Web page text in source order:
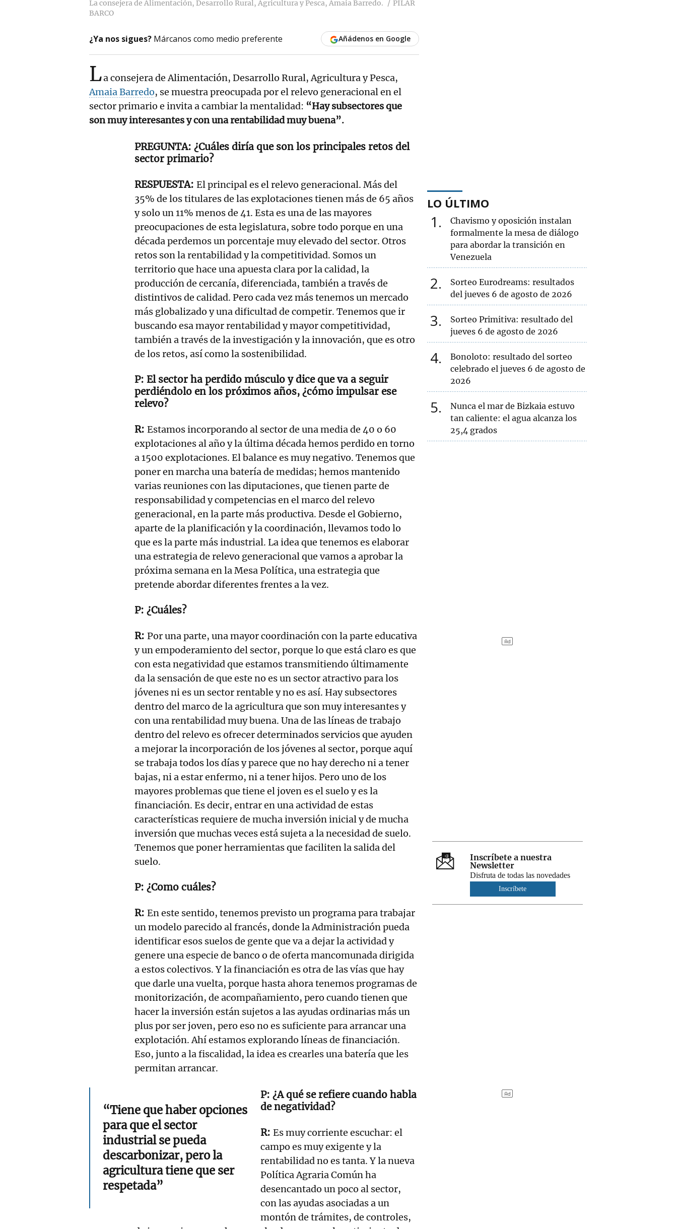
La consejera de Alimentación, Desarrollo Rural, Agricultura y Pesca, Amaia Barredo.
PILAR
BARCO
¿Ya nos sigues? Márcanos como medio preferente Añádenos en Google
La consejera de Alimentación, Desarrollo Rural, Agricultura y Pesca,
Amaia Barredo, se muestra preocupada por el relevo generacional en el
sector primario e invita a cambiar la mentalidad: “Hay subsectores que
son muy interesantes y con una rentabilidad muy buena”.
¿Cuáles diría que son los principales retos del
sector primario?
El principal es el relevo generacional. Más del
35% de los titulares de las explotaciones tienen más de 65 años
y solo un 11% menos de 41. Esta es una de las mayores
preocupaciones de esta legislatura, sobre todo porque en una
década perdemos un porcentaje muy elevado del sector. Otros
retos son la rentabilidad y la competitividad. Somos un
territorio que hace una apuesta clara por la calidad, la
producción de cercanía, diferenciada, también a través de
distintivos de calidad. Pero cada vez más tenemos un mercado
más globalizado y una dificultad de competir. Tenemos que ir
buscando esa mayor rentabilidad y mayor competitividad,
también a través de la investigación y la innovación, que es otro
de los retos, así como la sostenibilidad.
El sector ha perdido músculo y dice que va a seguir
perdiéndolo en los próximos años, ¿cómo impulsar ese
relevo?
Estamos incorporando al sector de una media de 40 o 60
explotaciones al año y la última década hemos perdido en torno
a 1500 explotaciones. El balance es muy negativo. Tenemos que
poner en marcha una batería de medidas; hemos mantenido
varias reuniones con las diputaciones, que tienen parte de
responsabilidad y competencias en el marco del relevo
generacional, en la parte más productiva. Desde el Gobierno,
aparte de la planificación y la coordinación, llevamos todo lo
que es la parte más industrial. La idea que tenemos es elaborar
una estrategia de relevo generacional que vamos a aprobar la
próxima semana en la Mesa Política, una estrategia que
pretende abordar diferentes frentes a la vez.
¿Cuáles?
Por una parte, una mayor coordinación con la parte educativa
y un empoderamiento del sector, porque lo que está claro es que
con esta negatividad que estamos transmitiendo últimamente
da la sensación de que este no es un sector atractivo para los
jóvenes ni es un sector rentable y no es así. Hay subsectores
dentro del marco de la agricultura que son muy interesantes y
con una rentabilidad muy buena. Una de las líneas de trabajo
dentro del relevo es ofrecer determinados servicios que ayuden
a mejorar la incorporación de los jóvenes al sector, porque aquí
se trabaja todos los días y parece que no hay derecho ni a tener
bajas, ni a estar enfermo, ni a tener hijos. Pero uno de los
mayores problemas que tiene el joven es el suelo y es la
financiación. Es decir, entrar en una actividad de estas
características requiere de mucha inversión inicial y de mucha
inversión que muchas veces está sujeta a la necesidad de suelo.
Tenemos que poner herramientas que faciliten la salida del
suelo.
¿Como cuáles?
En este sentido, tenemos previsto un programa para trabajar
un modelo parecido al francés, donde la Administración pueda
identificar esos suelos de gente que va a dejar la actividad y
genere una especie de banco o de oferta mancomunada dirigida
a estos colectivos. Y la financiación es otra de las vías que hay
que darle una vuelta, porque hasta ahora tenemos programas de
monitorización, de acompañamiento, pero cuando tienen que
hacer la inversión están sujetos a las ayudas ordinarias más un
plus por ser joven, pero eso no es suficiente para arrancar una
explotación. Ahí estamos explorando líneas de financiación.
Eso, junto a la fiscalidad, la idea es crearles una batería que les
permitan arrancar.
“Tiene que haber opciones
para que el sector
industrial se pueda
descarbonizar, pero la
agricultura tiene que ser
respetada”
¿A qué se refiere cuando habla
de negatividad?
Es muy corriente escuchar: el
campo es muy exigente y la
rentabilidad no es tanta. Y la nueva
Política Agraria Común ha
desencantado un poco al sector,
con las ayudas asociadas a un
montón de trámites, de controles,
LO ÚLTIMO
1
Chavismo y oposición instalan
formalmente la mesa de diálogo
para abordar la transición en
Venezuela
2
Sorteo Eurodreams: resultados
del jueves 6 de agosto de 2026
3
Sorteo Primitiva: resultado del
jueves 6 de agosto de 2026
4
Bonoloto: resultado del sorteo
celebrado el jueves 6 de agosto de
2026
5
Nunca el mar de Bizkaia estuvo
tan caliente: el agua alcanza los
25,4 grados
Inscríbete a nuestra
Newsletter
Disfruta de todas las novedades
Inscríbete